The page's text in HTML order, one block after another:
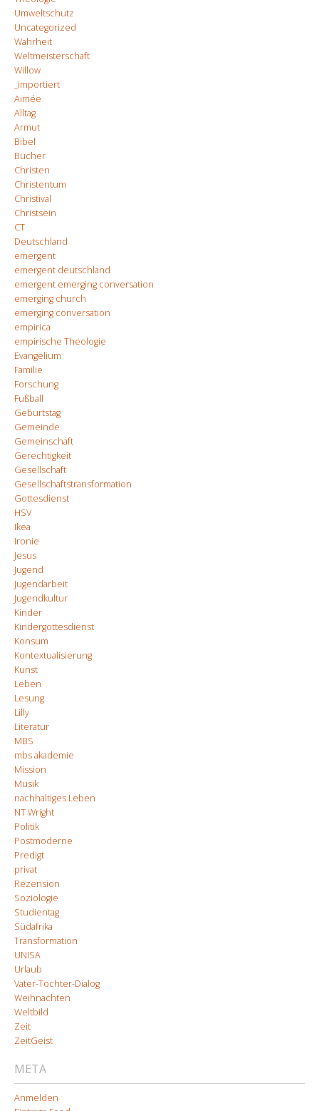
Umweltschutz
Uncategorized
Wahrheit
Weltmeisterschaft
Willow
_importiert
Aimée
Alltag
Armut
Bibel
Bücher
Christen
Christentum
Christival
Christsein
CT
Deutschland
emergent
emergent deutschland
emergent emerging conversation
emerging church
emerging conversation
empirica
empirische Theologie
Evangelium
Familie
Forschung
Fußball
Geburtstag
Gemeinde
Gemeinschaft
Gerechtigkeit
Gesellschaft
Gesellschaftstransformation
Gottesdienst
HSV
Ikea
Ironie
Jesus
Jugend
Jugendarbeit
Jugendkultur
Kinder
Kindergottesdienst
Konsum
Kontextualisierung
Kunst
Leben
Lesung
Lilly
Literatur
MBS
mbs akademie
Mission
Musik
nachhaltiges Leben
NT Wright
Politik
Postmoderne
Predigt
privat
Rezension
Soziologie
Studientag
Südafrika
Transformation
UNISA
Urlaub
Vater-Tochter-Dialog
Weihnachten
Weltbild
Zeit
ZeitGeist
META
Anmelden